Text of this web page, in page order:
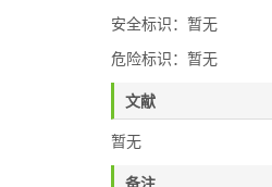
安全标识：暂无
危险标识：暂无
文献
暂无